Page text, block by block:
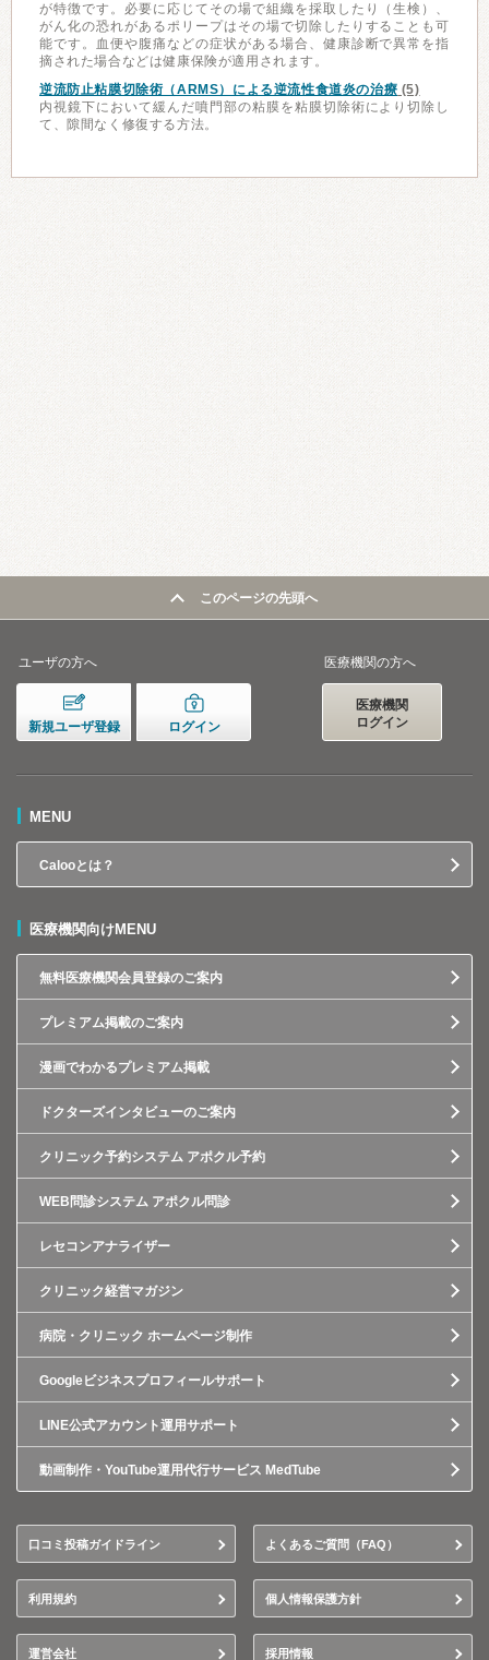
が特徴です。必要に応じてその場で組織を採取したり（生検）、
がん化の恐れがあるポリープはその場で切除したりすることも可
能です。血便や腹痛などの症状がある場合、健康診断で異常を指
摘された場合などは健康保険が適用されます。
逆流防止粘膜切除術（ARMS）による逆流性食道炎の治療 (5)
内視鏡下において緩んだ噴門部の粘膜を粘膜切除術により切除し
て、隙間なく修復する方法。
このページの先頭へ
ユーザの方へ
新規ユーザ登録 ログイン
医療機関の方へ
医療機関
ログイン
MENU
Calooとは？
医療機関向けMENU
無料医療機関会員登録のご案内
プレミアム掲載のご案内
漫画でわかるプレミアム掲載
ドクターズインタビューのご案内
クリニック予約システム アポクル予約
WEB問診システム アポクル問診
レセコンアナライザー
クリニック経営マガジン
病院・クリニック ホームページ制作
Googleビジネスプロフィールサポート
LINE公式アカウント運用サポート
動画制作・YouTube運用代行サービス MedTube
口コミ投稿ガイドライン よくあるご質問（FAQ）
利用規約 個人情報保護方針
運営会社 採用情報